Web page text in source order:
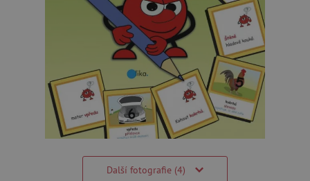
Další fotografie (4)